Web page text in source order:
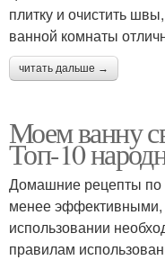
плитку и очистить
ванной комнаты
читать дальше →
Моем ванну
Топ-10
Домашние рецепты по
менее
использовании
правилам